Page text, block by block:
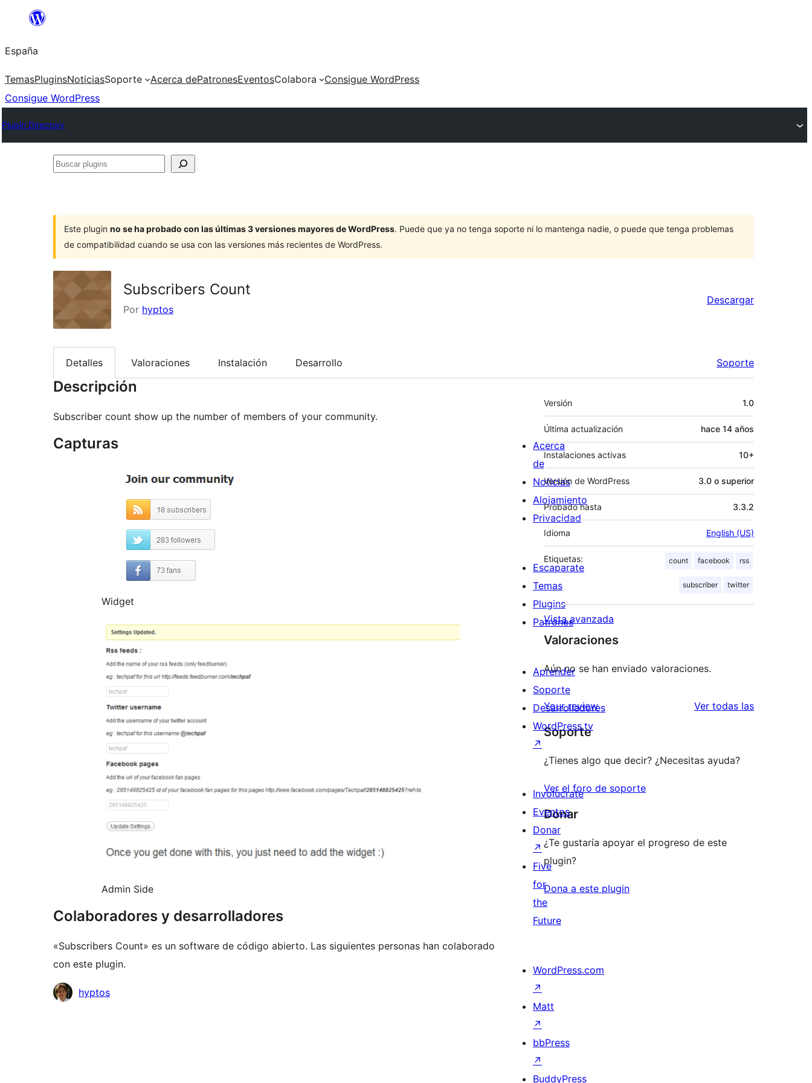
Saltar
contenido
España
TemasPluginsNoticiasSoporte Acerca dePatronesEventosColabora
Consigue WordPress
Consigue WordPress
Plugin Directory
Buscar
Este plugin no se ha probado con las últimas 3 versiones mayores de WordPress. Puede que ya no tenga soporte ni lo mantenga nadie, o puede que tenga problemas
de compatibilidad cuando se usa con las versiones más recientes de WordPress.
Subscribers Count
Por hyptos
Descargar
Detalles Valoraciones Instalación Desarrollo Soporte
Descripción
Subscriber count show up the number of members of your community.
Capturas
Widget
Admin Side
Colaboradores y desarrolladores
«Subscribers Count» es un software de código abierto. Las siguientes personas han colaborado
con este plugin.
Colaboradores
hyptos
Meta
Versión 1.0
Última actualización hace 14 años
Instalaciones activas 10+
Versión de WordPress 3.0 o superior
Probado hasta 3.3.2
Idioma English (US)
Etiquetas: count facebook rss
subscriber twitter
Vista avanzada
Valoraciones
Aún no se han enviado valoraciones.
Your review Ver todas lasvaloraciones
Soporte
¿Tienes algo que decir? ¿Necesitas ayuda?
Ver el foro de soporte
Donar
¿Te gustaría apoyar el progreso de este
plugin?
Dona a este plugin
Acerca
de
Noticias
Alojamiento
Privacidad
Escaparate
Temas
Plugins
Patrones
Aprender
Soporte
Desarrolladores
WordPress.tv
↗
Involúcrate
Eventos
Donar
↗
Five
for
the
Future
WordPress.com
↗
Matt
↗
bbPress
↗
BuddyPress